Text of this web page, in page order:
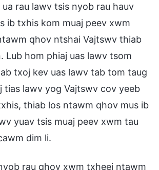
rau lawv tsis nyob rau hauv
ib txhis kom muaj peev xwm
qhov ntshai Vajtswv thiab
Lub hom phiaj uas lawv tsom
txoj kev uas lawv tab tom taug
tias lawv yog Vajtswv cov yeeb
thiab los ntawm qhov mus ib
yuav tsis muaj peev xwm tau
dim li.
rau qhov xwm txheej ntawm